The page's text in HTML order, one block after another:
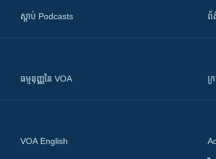
ស្តាប់ Podcasts ព័
ធម្មនុញ្ញ​នៃ VOA ក្
VOA English